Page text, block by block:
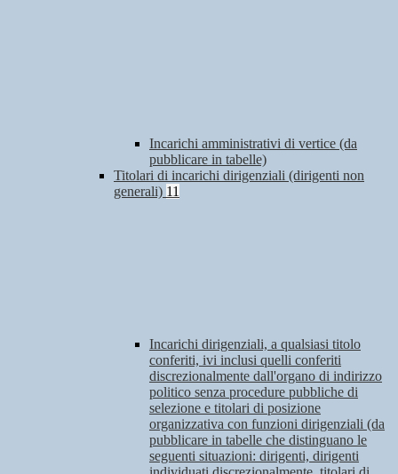
Incarichi amministrativi di vertice (da
pubblicare in tabelle)
Titolari di incarichi dirigenziali (dirigenti non
generali) 11
Incarichi dirigenziali, a qualsiasi titolo
conferiti, ivi inclusi quelli conferiti
discrezionalmente dall'organo di indirizzo
politico senza procedure pubbliche di
selezione e titolari di posizione
organizzativa con funzioni dirigenziali (da
pubblicare in tabelle che distinguano le
seguenti situazioni: dirigenti, dirigenti